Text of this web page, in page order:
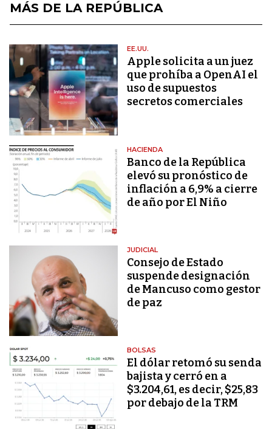
MÁS DE LA REPÚBLICA
EE.UU.
Apple solicita a un juez
que prohíba a OpenAI el
uso de supuestos
secretos comerciales
HACIENDA
Banco de la República
elevó su pronóstico de
inflación a 6,9% a cierre
de año por El Niño
JUDICIAL
Consejo de Estado
suspende designación
de Mancuso como gestor
de paz
BOLSAS
El dólar retomó su senda
bajista y cerró en a
$3.204,61, es decir, $25,83
por debajo de la TRM